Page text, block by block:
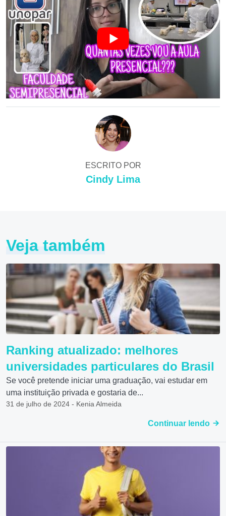
ESCRITO POR
Cindy Lima
Veja também
Ranking atualizado: melhores
universidades particulares do Brasil
Se você pretende iniciar uma graduação, vai estudar em
uma instituição privada e gostaria de...
31 de julho de 2024 - Kenia Almeida
Continuar lendo